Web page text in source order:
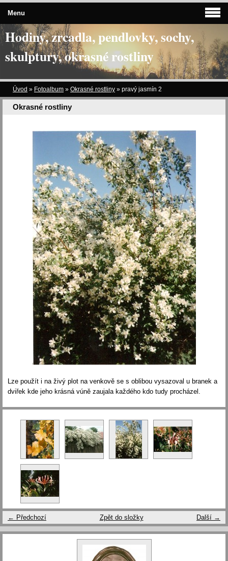
Hodiny, zrcadla, pendlovky, sochy,
skulptury, okrasné rostliny
Úvod » Fotoalbum » Okrasné rostliny » pravý jasmín 2
Okrasné rostliny
Lze použít i na živý plot na venkově se s oblibou vysazoval u branek a
dviřek kde jeho krásná vúně zaujala každého kdo tudy procházel.
← Předchozí Další →
Zpět do složky
Menu